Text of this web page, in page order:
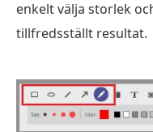
enkelt välja storlek
tillfredsställt resultat.